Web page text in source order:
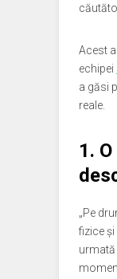
Acest
echipei
a găsi
reale.
1.
„Pe
fizice și
urmată